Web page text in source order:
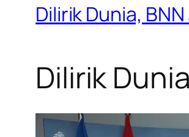
Dilirik Dunia,
Dilirik